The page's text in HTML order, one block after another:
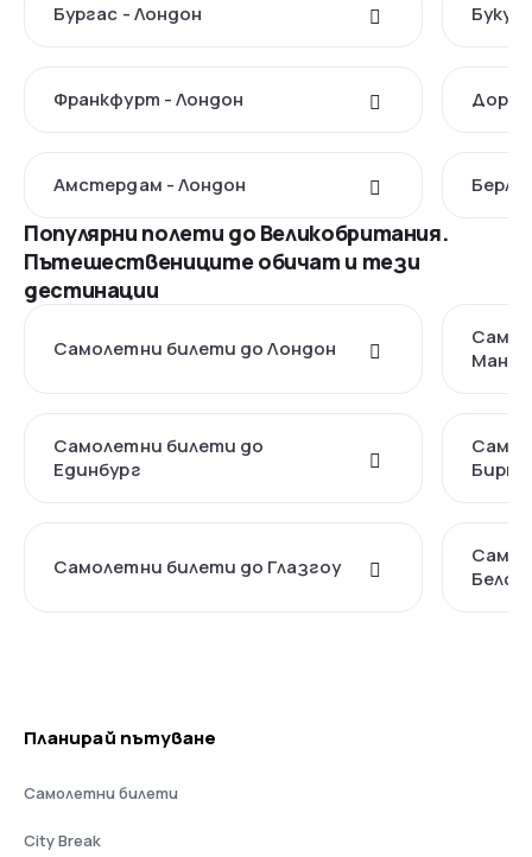
Бургас - Лондон
Франкфурт - Лондон
Амстердам - Лондон
Популярни полети до Великобритания.
Пътешествениците обичат и тези
дестинации
Самолетни билети до Лондон
Самолетни билети до
Единбург
Самолетни билети до Глазгоу
Планирай пътуване
Самолетни билети
City Break